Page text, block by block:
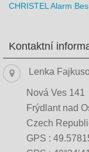
CHRISTEL Alarm
Kontaktní
Lenka
Nová Ves 141
Frýdlant nad
Czech
GPS :